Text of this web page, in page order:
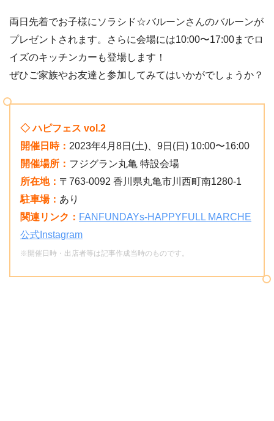
両日先着でお子様にソラシド☆バルーンさんのバルーンが
プレゼントされます。さらに会場には10:00〜17:00までロ
イズのキッチンカーも登場します！
ぜひご家族やお友達と参加してみてはいかがでしょうか？
◇ ハピフェス vol.2
開催日時： 2023年4月8日(土)、9日(日) 10:00〜16:00
開催場所： フジグラン丸亀 特設会場
所在地： 〒763-0092 香川県丸亀市川西町南1280-1
駐車場： あり
関連リンク： FANFUNDAYs-HAPPYFULL MARCHE
公式Instagram
※開催日時・出店者等は記事作成当時のものです。